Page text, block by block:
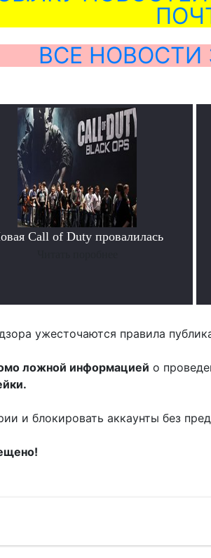
ВСЕ НОВОСТИ
Call of Duty провалилась
ужесточаются правила
ложной информацией о
и блокировать аккаунты без